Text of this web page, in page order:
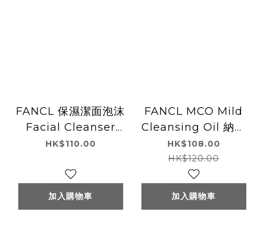
FANCL 保濕潔面泡沫
Facial Cleanser
150mL
HK$110.00
加入購物車
FANCL MCO Mild
Cleansing Oil 納米
卸粧液 120mL
HK$108.00
HK$120.00
加入購物車